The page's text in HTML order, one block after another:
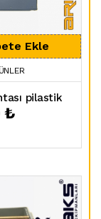
pilastik
₺